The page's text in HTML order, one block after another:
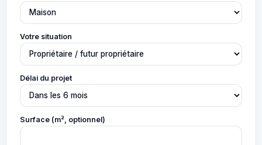
Votre situation
Délai du projet
Surface (m², optionnel)